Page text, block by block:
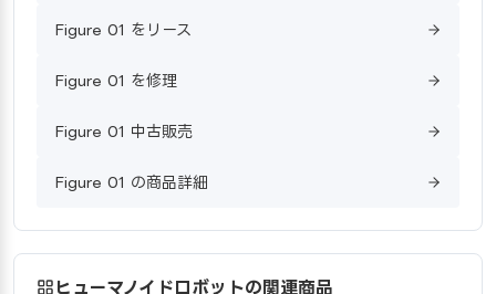
Figure 01 をリース
Figure 01 を修理
Figure 01 中古販売
Figure 01 の商品詳細
ヒューマノイドロボットの関連商品